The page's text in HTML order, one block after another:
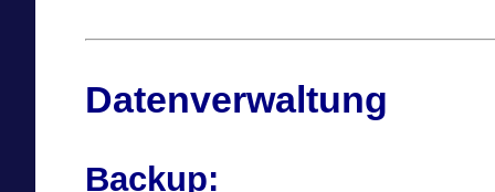
Datenverwaltung
Backup: